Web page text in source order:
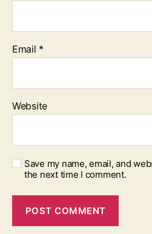
Email *
Website
Save my name, email, and
the next time I comment.